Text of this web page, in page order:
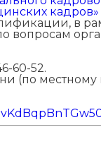
кадров»
в
вопросам
60-52.
(по